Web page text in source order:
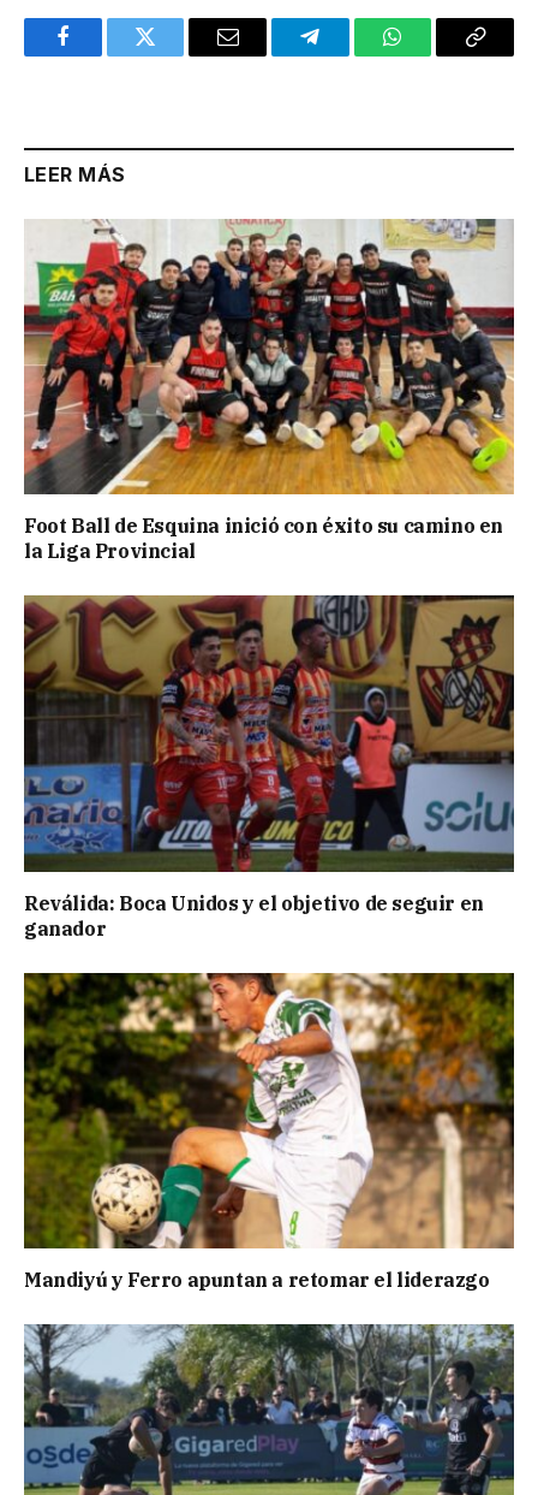
FacebookTwitter Email TelegramWhatsAppCopy
LEER MÁS
Foot Ball de Esquina inició con éxito su camino en
la Liga Provincial
Reválida: Boca Unidos y el objetivo de seguir en
ganador
Mandiyú y Ferro apuntan a retomar el liderazgo